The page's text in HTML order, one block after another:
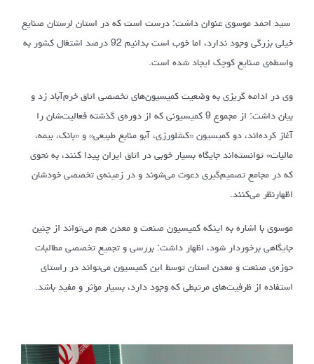
سید احمد موسوی عنوان داشت: درست است که در استان لرستان صنایع
خیلی بزرگی وجود ندارد، اما خوب است بدانیم 92 درصد اشتغال کشور به
واسطه‌ی صنایع کوچک ایجاد شده است.
وی در ادامه گریزی به وضعیت کمیسیون‌های تخصصی اتاق خرم‌آباد زد و
بیان داشت: از مجموع 9 کمیسیونی که از دوره‌ی گذشته فعالیت‌شان را
آغاز کرده‌اند، دو کمیسیون «کشلورزی، آبو منابع طبیعی» و «بانک، بیمه،
مالیات» توانسته‌اند جایگاه بسیار خوبی در اتاق ایران پیدا کنند، به نحوی
که در مجامع تصمیم‌گیری دعوت می‌شوند و در زمینه‌ی تخصصی خودشان
اظهارنظر می‌کنند.
موسوی با اشاره به اینکه کمیسیون صنعت و معدن هم می‌تواند از چنین
جایگاهی برخوردار شود، اظهار داشت: بررسی و تجمیع تخصصی مطالبات
حوزه‌ی صنعت و معدن استان توسط این کمیسیون می‌تواند در راستای
استفاده از ظرفیت‌های مرتبطی که وجود دارد، بسیار مؤثر و مفید باشد.